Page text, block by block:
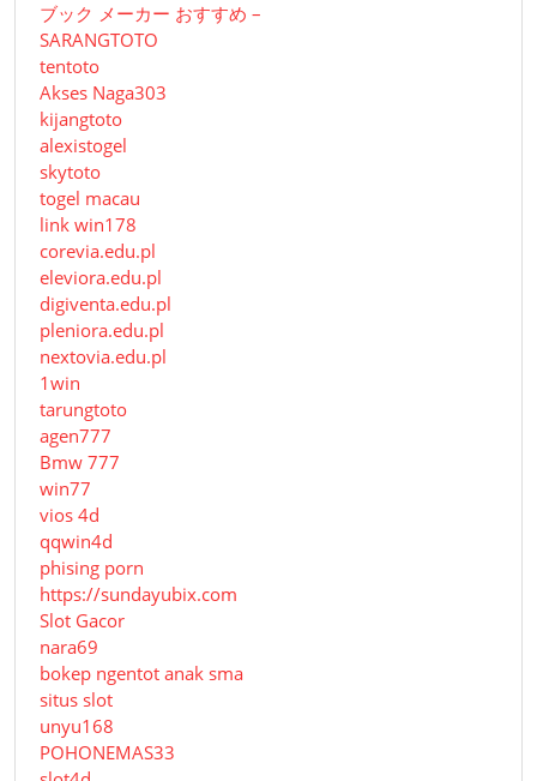
ブック メーカー おすすめ –
SARANGTOTO
tentoto
Akses Naga303
kijangtoto
alexistogel
skytoto
togel macau
link win178
corevia.edu.pl
eleviora.edu.pl
digiventa.edu.pl
pleniora.edu.pl
nextovia.edu.pl
1win
tarungtoto
agen777
Bmw 777
win77
vios 4d
qqwin4d
phising porn
https://sundayubix.com
Slot Gacor
nara69
bokep ngentot anak sma
situs slot
unyu168
POHONEMAS33